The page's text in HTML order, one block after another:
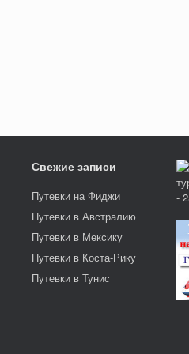
Свежие записи
Путевки на Фиджи
Путевки в Австралию
Путевки в Мексику
Путевки в Коста-Рику
Путевки в Тунис